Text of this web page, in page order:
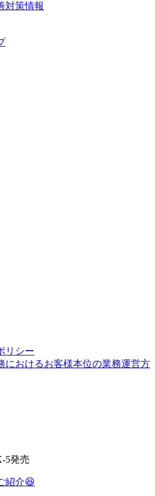
対策情報
リシー
におけるお客様本位の業務運営方
5発売
紹介😆